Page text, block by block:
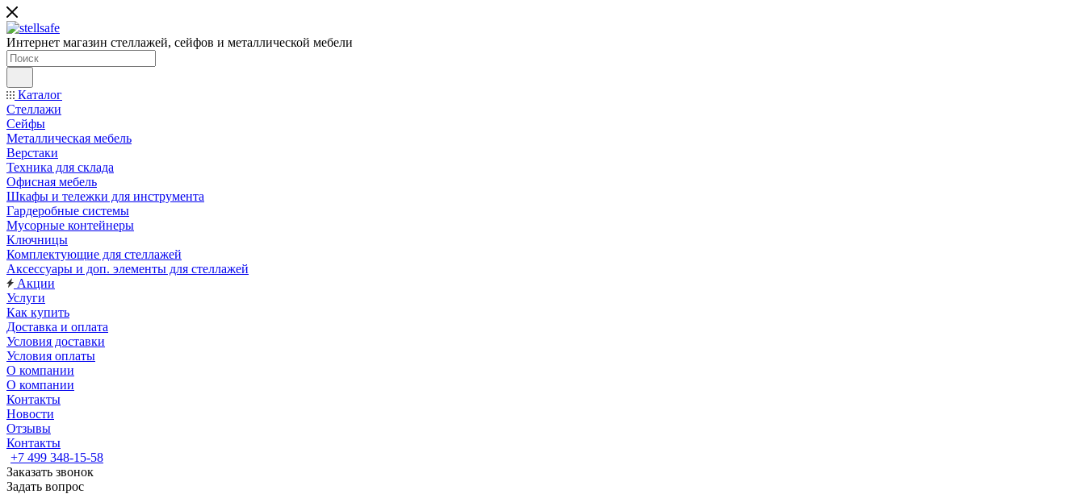
Интернет магазин стеллажей, сейфов и металлической мебели
Каталог
Стеллажи
Сейфы
Металлическая мебель
Верстаки
Техника для склада
Офисная мебель
Шкафы и тележки для инструмента
Гардеробные системы
Мусорные контейнеры
Ключницы
Комплектующие для стеллажей
Аксессуары и доп. элементы для стеллажей
Акции
Услуги
Как купить
Доставка и оплата
Условия доставки
Условия оплаты
О компании
О компании
Контакты
Новости
Отзывы
Контакты
+7 499 348-15-58
Заказать звонок
Задать вопрос